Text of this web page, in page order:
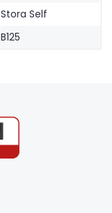
Stora Self
B125